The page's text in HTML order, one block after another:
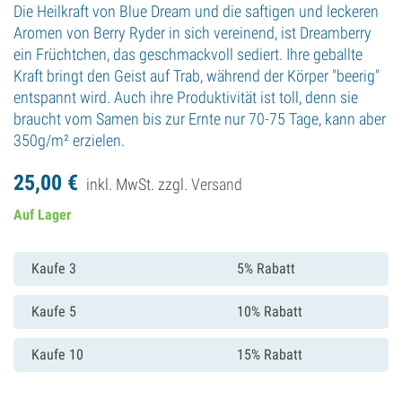
Die Heilkraft von Blue Dream und die saftigen und leckeren
Aromen von Berry Ryder in sich vereinend, ist Dreamberry
ein Früchtchen, das geschmackvoll sediert. Ihre geballte
Kraft bringt den Geist auf Trab, während der Körper "beerig"
entspannt wird. Auch ihre Produktivität ist toll, denn sie
braucht vom Samen bis zur Ernte nur 70-75 Tage, kann aber
350g/m² erzielen.
25,00 € inkl. MwSt. zzgl. Versand
Auf Lager
Kaufe 3 5% Rabatt
Kaufe 5 10% Rabatt
Kaufe 10 15% Rabatt